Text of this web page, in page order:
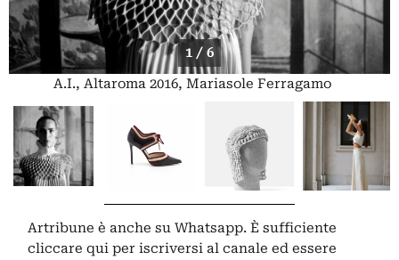
1 / 6
A.I., Altaroma 2016, Mariasole Ferragamo
Artribune è anche su Whatsapp. È sufficiente
cliccare qui per iscriversi al canale ed essere